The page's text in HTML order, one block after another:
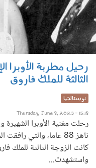
رحيل مطربة الأوبرا
الثالثة للملك فاروق
نوستالجيا
Thursday, June 8, 2023 - 15:18
رحلت مغنية الأوبرا الشهيرة
ناهز 88 عاما، والتي
كانت الزوجة الثالثة
واستشهدت...